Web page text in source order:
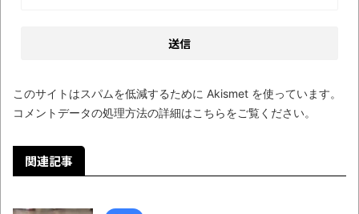
このサイトはスパムを低減するために Akismet を使っています。
コメントデータの処理方法の詳細はこちらをご覧ください。
関連記事